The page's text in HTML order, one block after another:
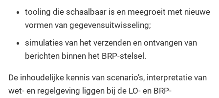
tooling die schaalbaar is en meegroeit met nieuwe
vormen van gegevensuitwisseling;
simulaties van het verzenden en ontvangen van
berichten binnen het BRP-stelsel.
De inhoudelijke kennis van scenario’s, interpretatie van
wet- en regelgeving liggen bij de LO- en BRP-